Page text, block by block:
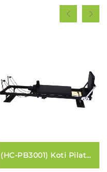
(HC-PB3001) Koti Pilates
ytimen sänky